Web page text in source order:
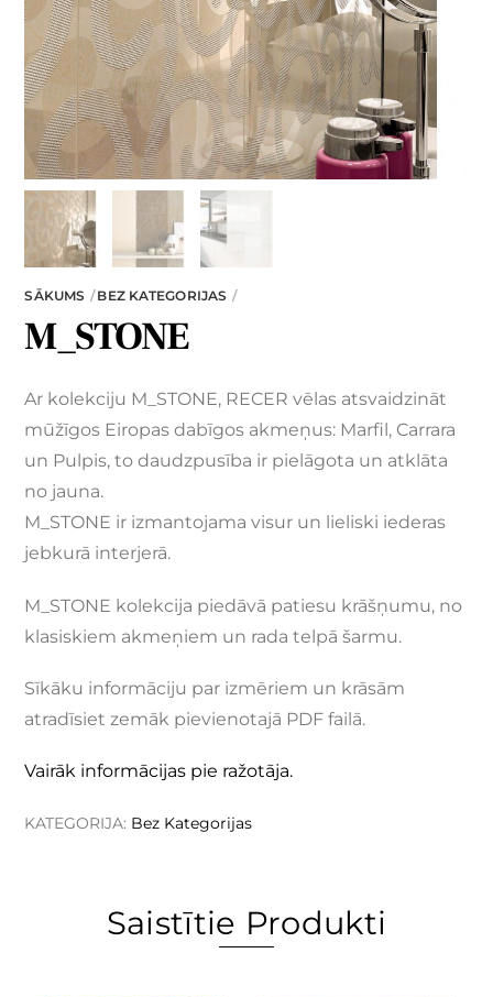
SĀKUMS BEZ KATEGORIJAS
M_STONE
Ar kolekciju M_STONE, RECER vēlas atsvaidzināt
mūžīgos Eiropas dabīgos akmeņus: Marfil, Carrara
un Pulpis, to daudzpusība ir pielāgota un atklāta
no jauna.
M_STONE ir izmantojama visur un lieliski iederas
jebkurā interjerā.
M_STONE kolekcija piedāvā patiesu krāšņumu, no
klasiskiem akmeņiem un rada telpā šarmu.
Sīkāku informāciju par izmēriem un krāsām
atradīsiet zemāk pievienotajā PDF failā.
Vairāk informācijas pie ražotāja.
KATEGORIJA: Bez Kategorijas
Saistītie Produkti